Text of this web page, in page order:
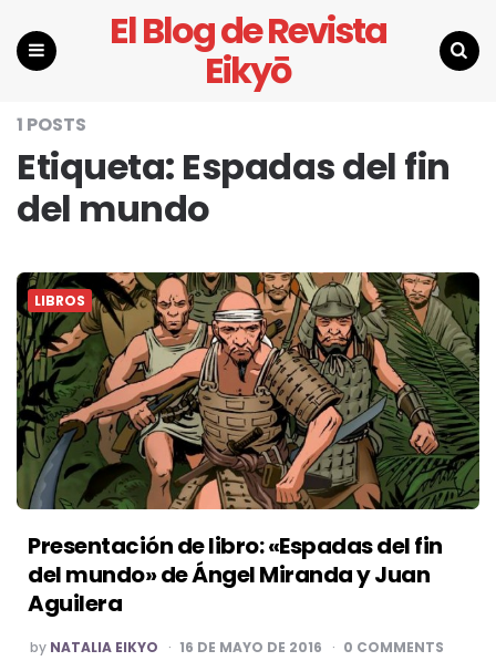
El Blog de Revista
Eikyō
1 POSTS
Etiqueta: Espadas del fin
del mundo
LIBROS
Presentación de libro: «Espadas del fin
del mundo» de Ángel Miranda y Juan
Aguilera
POSTED
by NATALIA EIKYO 16 DE MAYO DE 2016 0 COMMENTS